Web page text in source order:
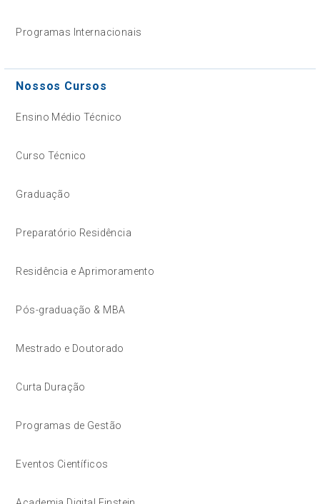
Programas Internacionais
Nossos Cursos
Ensino Médio Técnico
Curso Técnico
Graduação
Preparatório Residência
Residência e Aprimoramento
Pós-graduação & MBA
Mestrado e Doutorado
Curta Duração
Programas de Gestão
Eventos Científicos